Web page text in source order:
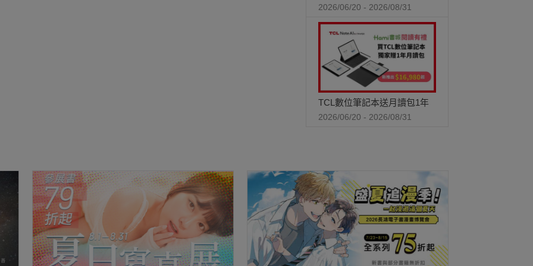
2026/06/20 - 2026/08/31
TCL數位筆記本送月讀包1年
2026/06/20 - 2026/08/31